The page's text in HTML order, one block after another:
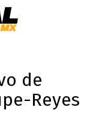
de
Reyes